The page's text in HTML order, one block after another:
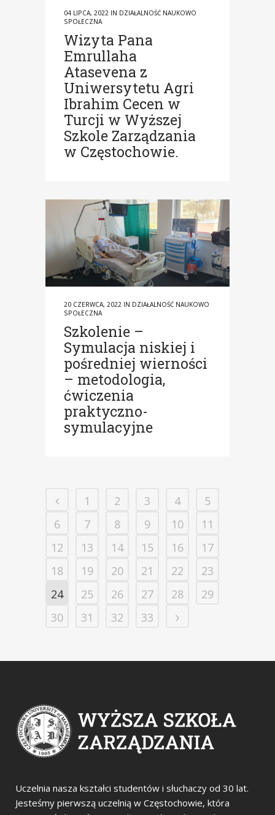
04 LIPCA, 2022 IN DZIAŁALNOŚĆ NAUKOWO
SPOŁECZNA
Wizyta Pana
Emrullaha
Atasevena z
Uniwersytetu Agri
Ibrahim Cecen w
Turcji w Wyższej
Szkole Zarządzania
w Częstochowie.
20 CZERWCA, 2022 IN DZIAŁALNOŚĆ NAUKOWO
SPOŁECZNA
Szkolenie –
Symulacja niskiej i
pośredniej wierności
– metodologia,
ćwiczenia
praktyczno-
symulacyjne
1 2 3 4
5
6
7 8 9 10
11
12
13 14 15 16
17
18
19 20 21 22
23
24
25 26 27 28
29
30
31 32 33
Uczelnia nasza kształci studentów i słuchaczy od 30 lat.
Jesteśmy pierwszą uczelnią w Częstochowie, która